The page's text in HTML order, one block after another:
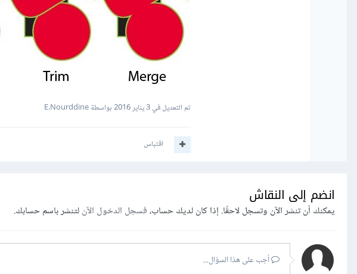
تم التعديل في3 يناير 2016 بواسطة E.Nourddine
اقتباس
انضم إلى النقاش
يمكنك أن تنشر الآن وتسجل لاحقًا. إذا كان لديك حساب،فسجل الدخول الآنلتنشر باسم حسابك.
أجب على هذا السؤال...